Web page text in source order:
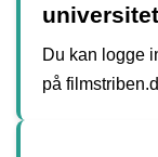
Du kan logge
på